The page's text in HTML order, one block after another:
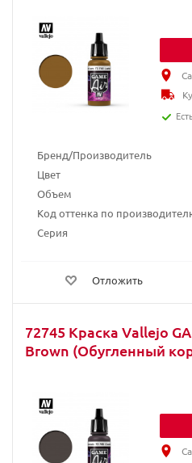
Бренд/Производитель
Цвет
Объем
Код оттенка по
Серия
Отложить
72745 Краска Vallejo
Brown (Обугленный